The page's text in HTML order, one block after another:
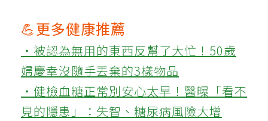
💪更多健康推薦
‧被認為無用的東西反幫了大忙！50歲
婦慶幸沒隨手丟棄的3樣物品
‧健檢血糖正常別安心太早！醫曝「看不
見的隱患」：失智、糖尿病風險大增